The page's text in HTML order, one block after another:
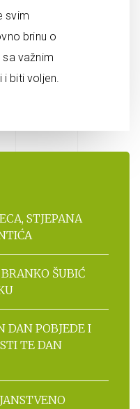
svim
brinu o
sa važnim
biti voljen.
STJEPANA
ŠUBIĆ
DAN POBJEDE I
TE DAN